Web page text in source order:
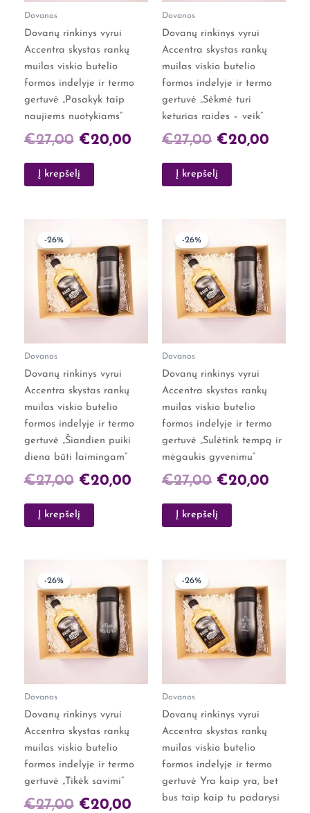
Dovanos
Dovanų rinkinys vyrui
Accentra skystas rankų
muilas viskio butelio
formos indelyje ir termo
gertuvė „Pasakyk taip
naujiems nuotykiams”
€27,00 €20,00
Į krepšelį
Dovanos
Dovanų rinkinys vyrui
Accentra skystas rankų
muilas viskio butelio
formos indelyje ir termo
gertuvė „Sėkmė turi
keturias raides – veik”
€27,00 €20,00
Į krepšelį
-26%
Dovanos
Dovanų rinkinys vyrui
Accentra skystas rankų
muilas viskio butelio
formos indelyje ir termo
gertuvė „Šiandien puiki
diena būti laimingam”
€27,00
price
was:
€27,00.
€20,00
price
is:
€20,00.
Į krepšelį
-26%
Dovanos
Dovanų rinkinys vyrui
Accentra skystas rankų
muilas viskio butelio
formos indelyje ir termo
gertuvė „Sulėtink tempą ir
mėgaukis gyvenimu”
€27,00
price
was:
€27,00.
€20,00
is:
Į krepšelį
-26%
Dovanos
Dovanų rinkinys vyrui
Accentra skystas rankų
muilas viskio butelio
formos indelyje ir termo
gertuvė „Tikėk savimi”
€27,00
price
was:
€27,00.
€20,00
price
is:
€20,00.
-26%
Dovanos
Dovanų rinkinys vyrui
Accentra skystas rankų
muilas viskio butelio
formos indelyje ir termo
gertuvė Yra kaip yra, bet
bus taip kaip tu padarysi
price
was:
€27,00.
is: